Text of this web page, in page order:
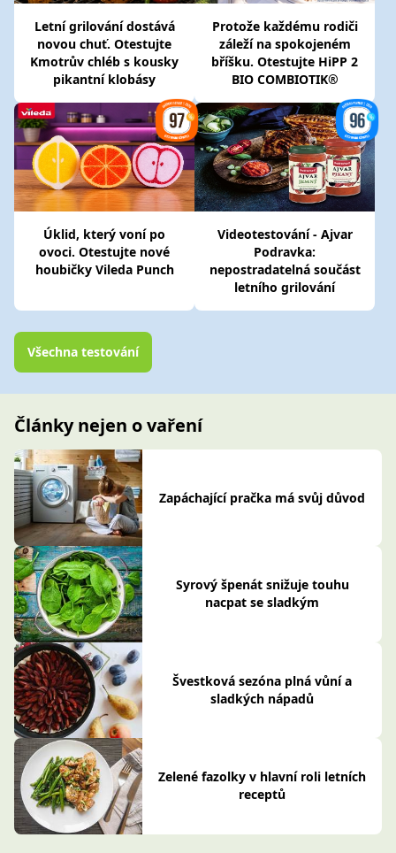
Letní grilování dostává
novou chuť. Otestujte
Kmotrův chléb s kousky
pikantní klobásy
Protože každému rodiči
záleží na spokojeném
bříšku. Otestujte HiPP 2
BIO COMBIOTIK®
Úklid, který voní po
ovoci. Otestujte nové
houbičky Vileda Punch
Videotestování - Ajvar
Podravka:
nepostradatelná součást
letního grilování
Všechna testování
Články nejen o vaření
Zapáchající pračka má svůj důvod
Syrový špenát snižuje touhu
nacpat se sladkým
Švestková sezóna plná vůní a
sladkých nápadů
Zelené fazolky v hlavní roli letních
receptů